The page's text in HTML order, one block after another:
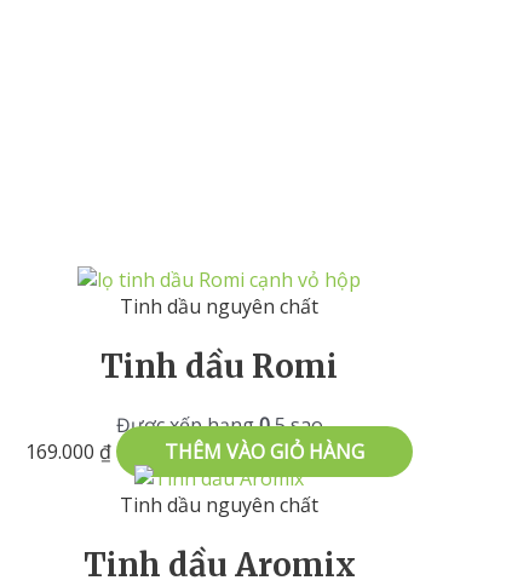
Tinh dầu nguyên chất
Tinh dầu Romi
Được xếp hạng05 sao
169.000 ₫
THÊM VÀO GIỎ HÀNG
Tinh dầu nguyên chất
Tinh dầu Aromix